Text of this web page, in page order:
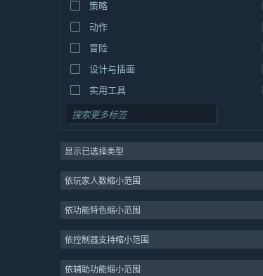
策略
动作
冒险
设计与插画
实用工具
免费开玩
大型多人在线
独立
休闲
模拟
显示已选择类型
依玩家人数缩小范围
依功能特色缩小范围
依控制器支持缩小范围
依辅助功能缩小范围